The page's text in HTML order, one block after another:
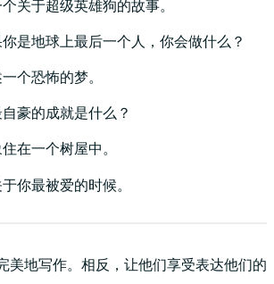
关于超级英雄狗的故事。
是地球上最后一个人，你会做什么？
个恐怖的梦。
豪的成就是什么？
在一个树屋中。
你最被爱的时候。
美地写作。相反，让他们享受表达他们的